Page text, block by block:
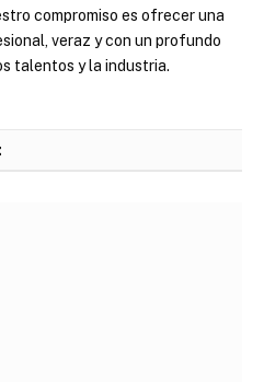
compromiso es ofrecer una
veraz y con un profundo
talentos y la industria.